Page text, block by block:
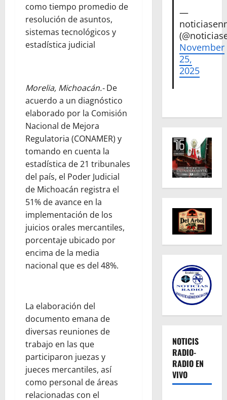
como tiempo promedio de
resolución de asuntos,
sistemas tecnológicos y
estadística judicial
Morelia, Michoacán.-De
acuerdo a un diagnóstico
elaborado por la Comisión
Nacional de Mejora
Regulatoria (CONAMER) y
tomando en cuenta la
estadística de 21 tribunales
del país, el Poder Judicial
de Michoacán registra el
51% de avance en la
implementación de los
juicios orales mercantiles,
porcentaje ubicado por
encima de la media
nacional que es del 48%.
La elaboración del
documento emana de
diversas reuniones de
trabajo en las que
participaron juezas y
jueces mercantiles, así
como personal de áreas
relacionadas con el
—
November
25,
2025
NOTICIS
RADIO-
RADIO EN
VIVO